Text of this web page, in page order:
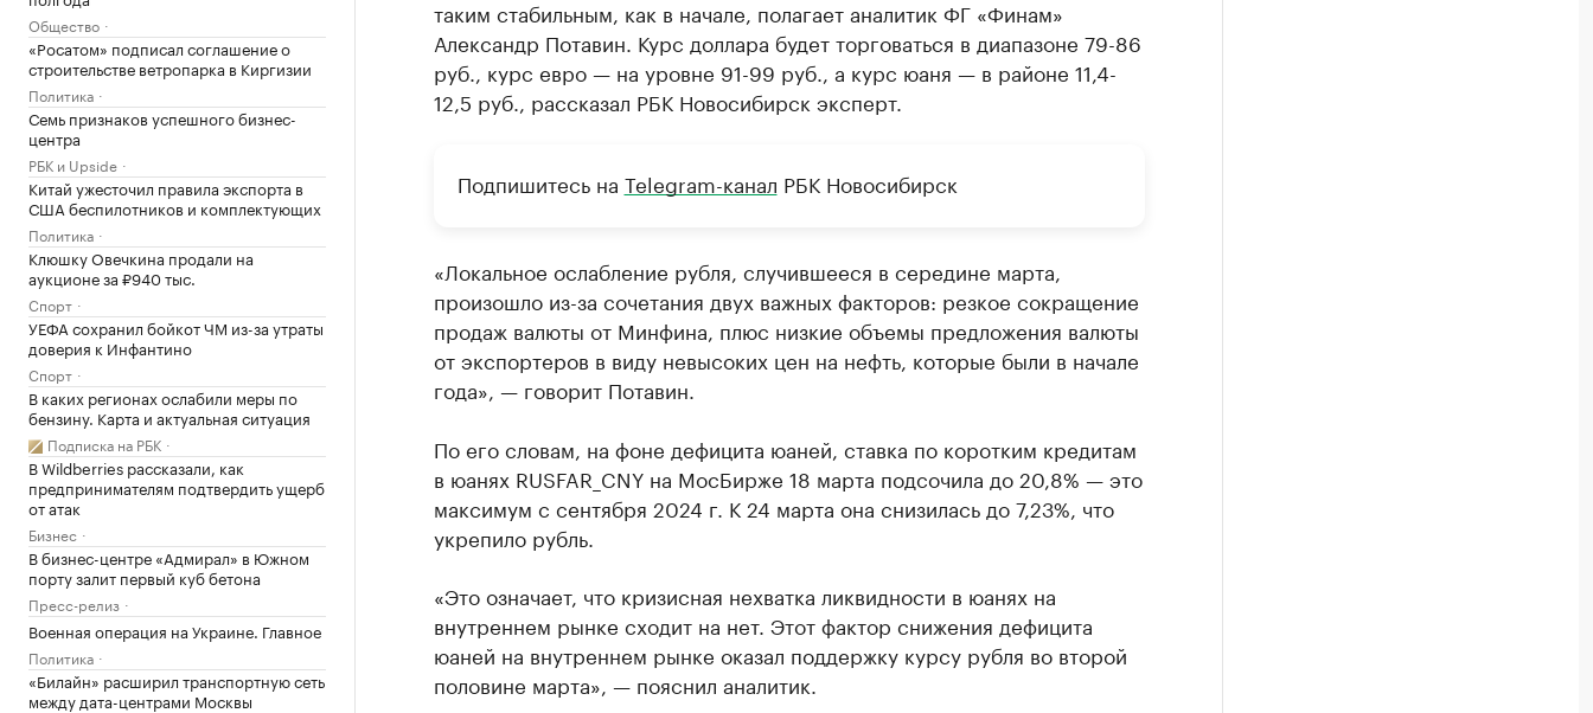
Общество
«Росатом» подписал соглашение о
строительстве ветропарка в Киргизии
Политика
Семь признаков успешного бизнес-
центра
РБК и Upside
Китай ужесточил правила экспорта в
США беспилотников и комплектующих
Политика
Клюшку Овечкина продали на
аукционе за ₽940 тыс.
Спорт
УЕФА сохранил бойкот ЧМ из-за утраты
доверия к Инфантино
Спорт
В каких регионах ослабили меры по
бензину. Карта и актуальная ситуация
Подписка на РБК
В Wildberries рассказали, как
предпринимателям подтвердить ущерб
от атак
Бизнес
В бизнес-центре «Адмирал» в Южном
порту залит первый куб бетона
Пресс-релиз
Военная операция на Украине. Главное
Политика
«Билайн» расширил транспортную сеть
между дата-центрами Москвы
таким стабильным, как в начале, полагает аналитик ФГ «Финам»
Александр Потавин. Курс доллара будет торговаться в диапазоне 79-86
руб., курс евро — на уровне 91-99 руб., а курс юаня — в районе 11,4-
12,5 руб., рассказал РБК Новосибирск эксперт.
Подпишитесь на Telegram-канал РБК Новосибирск
«Локальное ослабление рубля, случившееся в середине марта,
произошло из-за сочетания двух важных факторов: резкое сокращение
продаж валюты от Минфина, плюс низкие объемы предложения валюты
от экспортеров в виду невысоких цен на нефть, которые были в начале
года», — говорит Потавин.
По его словам, на фоне дефицита юаней, ставка по коротким кредитам
в юанях RUSFAR_CNY на МосБирже 18 марта подсочила до 20,8% — это
максимум с сентября 2024 г. К 24 марта она снизилась до 7,23%, что
укрепило рубль.
«Это означает, что кризисная нехватка ликвидности в юанях на
внутреннем рынке сходит на нет. Этот фактор снижения дефицита
юаней на внутреннем рынке оказал поддержку курсу рубля во второй
половине марта», — пояснил аналитик.